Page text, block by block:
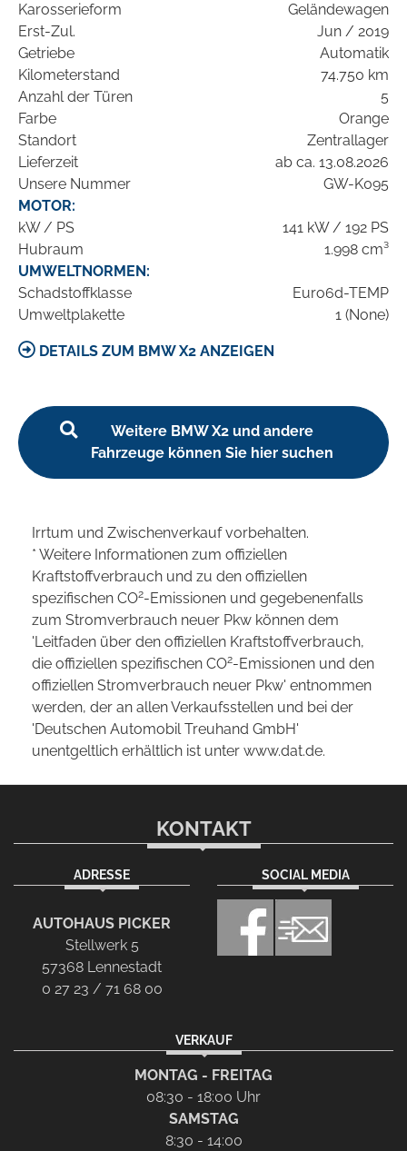
Karosserieform
Geländewagen
Erst-Zul.
Jun / 2019
Getriebe
Automatik
Kilometerstand
74.750 km
Anzahl der Türen
5
Farbe
Orange
Standort
Zentrallager
Lieferzeit
ab ca. 13.08.2026
Unsere Nummer
GW-K095
MOTOR:
kW / PS
141 kW / 192 PS
Hubraum
1.998 cm³
UMWELTNORMEN:
Schadstoffklasse
Euro6d-TEMP
Umweltplakette
1 (None)
DETAILS ZUM BMW X2 ANZEIGEN
Weitere BMW X2 und andere
Fahrzeuge können Sie hier suchen
Irrtum und Zwischenverkauf vorbehalten.
* Weitere Informationen zum offiziellen
Kraftstoffverbrauch und zu den offiziellen
spezifischen CO2-Emissionen und gegebenenfalls
zum Stromverbrauch neuer Pkw können dem
'Leitfaden über den offiziellen Kraftstoffverbrauch,
die offiziellen spezifischen CO2-Emissionen und den
offiziellen Stromverbrauch neuer Pkw' entnommen
werden, der an allen Verkaufsstellen und bei der
'Deutschen Automobil Treuhand GmbH'
unentgeltlich erhältlich ist unter www.dat.de.
KONTAKT
ADRESSE
AUTOHAUS PICKER
Stellwerk 5
57368 Lennestadt
0 27 23 / 71 68 00
SOCIAL MEDIA
VERKAUF
MONTAG - FREITAG
08:30 - 18:00 Uhr
SAMSTAG
8:30 - 14:00